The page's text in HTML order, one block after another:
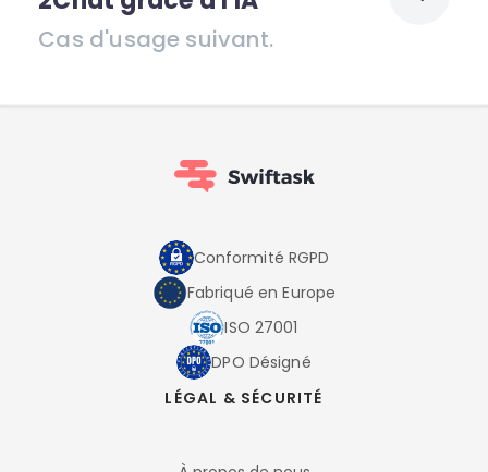
Cas d'usage suivant.
Conformité RGPD
Fabriqué en Europe
ISO 27001
DPO Désigné
LÉGAL & SÉCURITÉ